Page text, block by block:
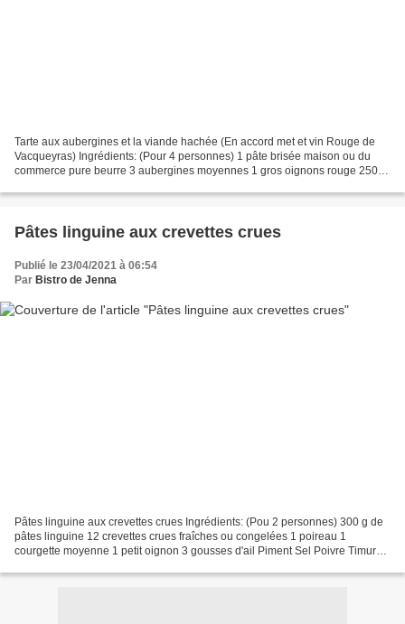
Tarte aux aubergines et la viande hachée (En accord met et vin Rouge de
Vacqueyras) Ingrédients: (Pour 4 personnes) 1 pâte brisée maison ou du
commerce pure beurre 3 aubergines moyennes 1 gros oignons rouge 250 g
Pâtes linguine aux crevettes crues
Publié le 23/04/2021 à 06:54
Par Bistro de Jenna
Pâtes linguine aux crevettes crues Ingrédients: (Pou 2 personnes) 300 g de
pâtes linguine 12 crevettes crues fraîches ou congelées 1 poireau 1
courgette moyenne 1 petit oignon 3 gousses d'ail Piment Sel Poivre Timur